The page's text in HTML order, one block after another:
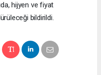
hijyen ve fiyat
bildirildi.